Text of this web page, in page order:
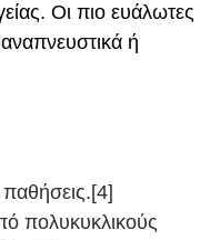
Οι πιο ευάλωτες
ή
παθήσεις.[4]
πολυκυκλικούς